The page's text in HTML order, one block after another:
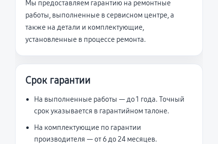
Мы предоставляем гарантию на ремонтные
работы, выполненные в сервисном центре, а
также на детали и комплектующие,
установленные в процессе ремонта.
Срок гарантии
На выполненные работы — до 1 года. Точный
срок указывается в гарантийном талоне.
На комплектующие по гарантии
производителя — от 6 до 24 месяцев.